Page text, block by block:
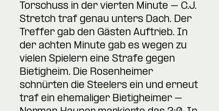
Torschuss in der vierten Minute – C.J.
Stretch traf genau unters Dach. Der
Treffer gab den Gästen Auftrieb. In
der achten Minute gab es wegen zu
vielen Spielern eine Strafe gegen
Bietigheim. Die Rosenheimer
schnürten die Steelers ein und erneut
traf ein ehemaliger Bietigheimer –